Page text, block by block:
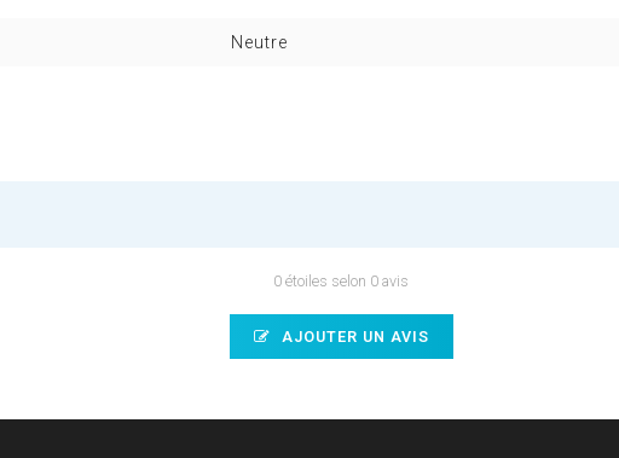
Neutre
0 étoiles selon 0 avis
AJOUTER UN AVIS